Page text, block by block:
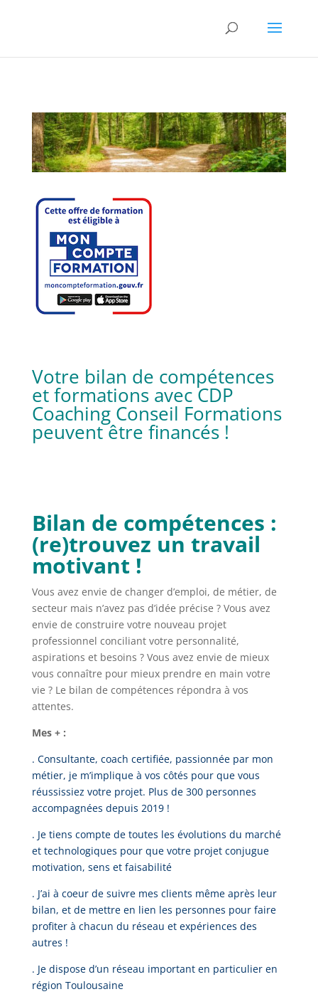
Votre bilan de compétences
et formations avec CDP
Coaching Conseil Formations
peuvent être financés !
Bilan de compétences :
(re)trouvez un travail
motivant !
Vous avez envie de changer d’emploi, de métier, de
secteur mais n’avez pas d’idée précise ? Vous avez
envie de construire votre nouveau projet
professionnel conciliant votre personnalité,
aspirations et besoins ? Vous avez envie de mieux
vous connaître pour mieux prendre en main votre
vie ? Le bilan de compétences répondra à vos
attentes.
Mes + :
. Consultante, coach certifiée, passionnée par mon
métier, je m’implique à vos côtés pour que vous
réussissiez votre projet. Plus de 300 personnes
accompagnées depuis 2019 !
. Je tiens compte de toutes les évolutions du marché
et technologiques pour que votre projet conjugue
motivation, sens et faisabilité
. J’ai à coeur de suivre mes clients même après leur
bilan, et de mettre en lien les personnes pour faire
profiter à chacun du réseau et expériences des
autres !
. Je dispose d’un réseau important en particulier en
région Toulousaine